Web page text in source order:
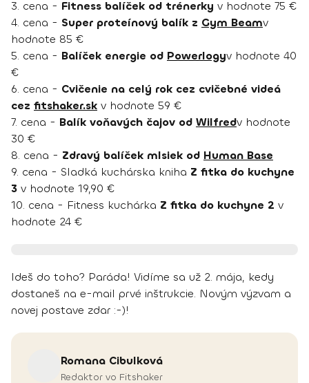
3. cena - Fitness balíček od trénerky v hodnote 75 €
4. cena - Super proteínový balík z Gym Beamv
hodnote 85 €
5. cena - Balíček energie od Powerlogyv hodnote 40
€
6. cena - Cvičenie na celý rok cez cvičebné videá
cez fitshaker.sk v hodnote 59 €
7. cena - Balík voňavých čajov od Wilfredv hodnote
30 €
8. cena - Zdravý balíček mlsiek od Human Base
9. cena - Sladká kuchárska kniha Z fitka do kuchyne
3 v hodnote 19,90 €
10. cena - Fitness kuchárka Z fitka do kuchyne 2 v
hodnote 24 €
Ideš do toho? Paráda! Vidíme sa už 2. mája, kedy
dostaneš na e-mail prvé inštrukcie. Novým výzvam a
novej postave zdar :-)!
Romana Cibulková
Redaktor vo Fitshaker